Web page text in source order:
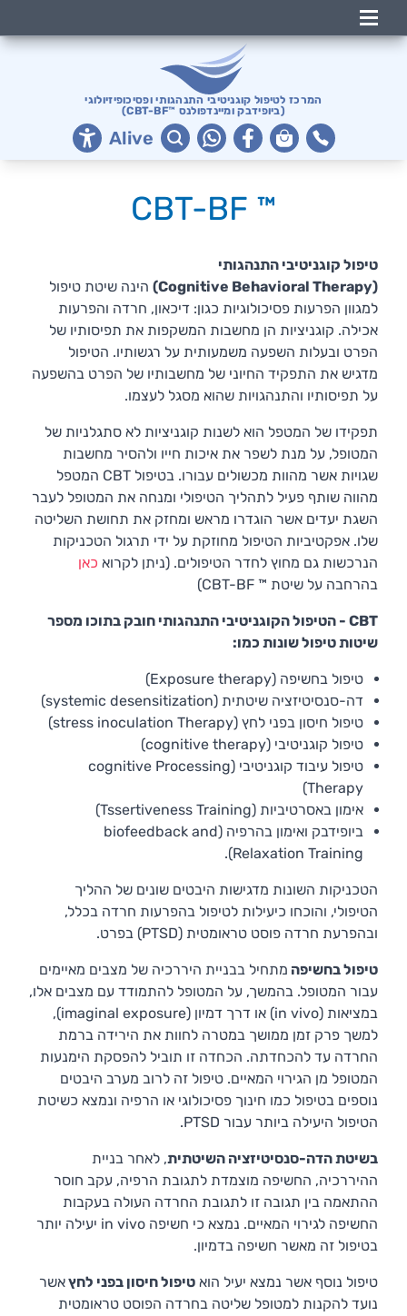
המרכז לטיפול קוגניטיבי התנהגותי ופסיכופיזיולוגי
(ביופידבק ומיינדפולנס ™CBT-BF)
Alive
חרדה
מאמרים
מה חדש
הכשרות
חנות
™ CBT-BF
טיפול קוגניטיבי התנהגותי
(Cognitive Behavioral Therapy)
הינה שיטת טיפול
למגוון הפרעות פסיכולוגיות כגון: דיכאון, חרדה והפרעות
אכילה. קוגניציות הן מחשבות המשקפות את תפיסותיו של
הפרט ובעלות השפעה משמעותית על רגשותיו. הטיפול
מדגיש את התפקיד החיוני של מחשבותיו של הפרט בהשפעה
על תפיסותיו והתנהגויות שהוא מסגל לעצמו.
תפקידו של המטפל הוא לשנות קוגניציות לא סתגלניות של
המטופל, על מנת לשפר את איכות חייו ולהסיר מחשבות
שגויות אשר מהוות מכשולים עבורו. בטיפול CBT המטפל
מהווה שותף פעיל לתהליך הטיפולי ומנחה את המטופל לעבר
השגת יעדים אשר הוגדרו מראש ומחזק את תחושת השליטה
שלו. אפקטיביות הטיפול מחוזקת על ידי תרגול הטכניקות
הנרכשות גם מחוץ לחדר הטיפולים. (ניתן לקרוא כאן
בהרחבה על שיטת ™ CBT-BF)
CBT - הטיפול הקוגניטיבי התנהגותי חובק בתוכו מספר
שיטות טיפול שונות כמו:
טיפול בחשיפה (Exposure therapy)
דה-סנסיטיזציה שיטתית (systemic desensitization)
טיפול חיסון בפני לחץ (stress inoculation Therapy)
טיפול קוגניטיבי (cognitive therapy)
טיפול עיבוד קוגניטיבי (cognitive Processing
Therapy)
אימון באסרטיביות (Tssertiveness Training)
ביופידבק ואימון בהרפיה (biofeedback and
Relaxation Training).
הטכניקות השונות מדגישות היבטים שונים של ההליך
הטיפולי, והוכחו כיעילות לטיפול בהפרעות חרדה בכלל,
ובהפרעת חרדה פוסט טראומטית (PTSD) בפרט.
טיפול בחשיפה מתחיל בבניית היררכיה של מצבים מאיימים
עבור המטופל. בהמשך, על המטופל להתמודד עם מצבים אלו,
במציאות (in vivo) או דרך דמיון (imaginal exposure),
למשך פרק זמן ממושך במטרה לחוות את הירידה ברמת
החרדה עד להכחדתה. הכחדה זו תוביל להפסקת הימנעות
המטופל מן הגירוי המאיים. טיפול זה לרוב מערב היבטים
נוספים בטיפול כמו חינוך פסיכולוגי או הרפיה ונמצא כשיטת
הטיפול היעילה ביותר עבור PTSD.
בשיטת הדה-סנסיטיזציה השיטתית, לאחר בניית
ההיררכיה, החשיפה מוצמדת לתגובת הרפיה, עקב חוסר
ההתאמה בין תגובה זו לתגובת החרדה העולה בעקבות
החשיפה לגירוי המאיים. נמצא כי חשיפה in vivo יעילה יותר
בטיפול זה מאשר חשיפה בדמיון.
טיפול נוסף אשר נמצא יעיל הוא טיפול חיסון בפני לחץאשר
נועד להקנות למטופל שליטה בחרדה הפוסט טראומטית